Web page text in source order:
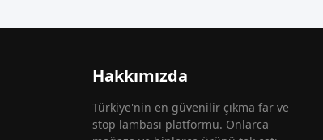
Hakkımızda
Türkiye'nin en güvenilir çıkma far ve
stop lambası platformu. Onlarca